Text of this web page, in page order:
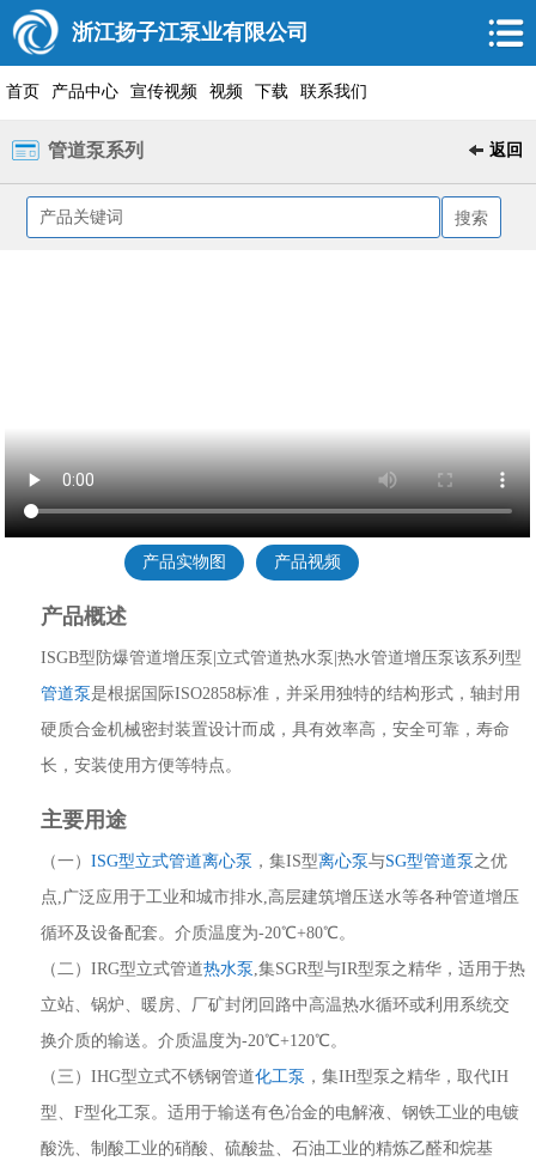
浙江扬子江泵业有限公司
首页 产品中心 宣传视频 视频 下载 联系我们
管道泵系列 返回
产品实物图 产品视频
产品概述
ISGB型防爆管道增压泵|立式管道热水泵|热水管道增压泵该系列型
管道泵是根据国际ISO2858标准，并采用独特的结构形式，轴封用
硬质合金机械密封装置设计而成，具有效率高，安全可靠，寿命
长，安装使用方便等特点。
主要用途
（一） ISG型立式管道离心泵 ，集IS型离心泵与SG型管道泵之优
点,广泛应用于工业和城市排水,高层建筑增压送水等各种管道增压
循环及设备配套。介质温度为-20℃+80℃。
（二）IRG型立式管道热水泵 ,集SGR型与IR型泵之精华，适用于热
立站、锅炉、暖房、厂矿封闭回路中高温热水循环或利用系统交
换介质的输送。介质温度为-20℃+120℃。
（三）IHG型立式不锈钢管道化工泵 ，集IH型泵之精华，取代IH
型、F型化工泵。适用于输送有色冶金的电解液、钢铁工业的电镀
酸洗、制酸工业的硝酸、硫酸盐、石油工业的精炼乙醛和烷基